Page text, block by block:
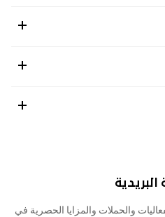
البريدية
والحملات والمزايا الحصرية في